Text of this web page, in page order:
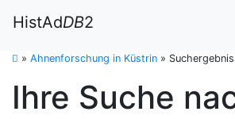
HistAdDB2
» Ahnenforschung in Küstrin »
Ihre Suche